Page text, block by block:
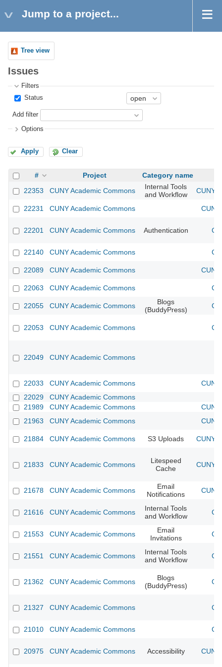
Jump to a project...
Tree view
Issues
Filters
Status
Add filter
Options
Apply Clear
# Project
Category name
22353
CUNY Academic Commons
Internal Tools
and Workflow
CUNY
22231 CUNY Academic Commons
22201 CUNY Academic Commons Authentication
22140 CUNY Academic Commons
22089 CUNY Academic Commons
22063 CUNY Academic Commons
22055 CUNY Academic Commons
Blogs
(BuddyPress)
22053 CUNY Academic Commons
22049 CUNY Academic Commons
22033 CUNY Academic Commons
22029
CUNY Academic Commons
21989
CUNY Academic Commons
21963
CUNY Academic Commons
21884 CUNY Academic Commons S3 Uploads CUNY
21833 CUNY Academic Commons
Litespeed
Cache
CUNY
21678 CUNY Academic Commons
Email
Notifications
21616 CUNY Academic Commons
Internal Tools
and Workflow
21553 CUNY Academic Commons
Email
Invitations
21551 CUNY Academic Commons
Internal Tools
and Workflow
21362 CUNY Academic Commons
Blogs
(BuddyPress)
21327 CUNY Academic Commons
21010 CUNY Academic Commons
20975 CUNY Academic Commons Accessibility